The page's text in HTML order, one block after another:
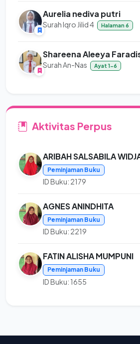
Aurelia nediva putri
Surah Iqro Jilid 4 Halaman 6
Shareena Aleeya
Surah An-Nas Ayat 1-6
Aktivitas Perpus
ARIBAH SALSABILA
Peminjaman Buku
ID Buku: 2179
AGNES ANINDHITA
Peminjaman Buku
ID Buku: 2219
FATIN ALISHA MUMPUNI
Peminjaman Buku
ID Buku: 1655